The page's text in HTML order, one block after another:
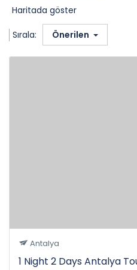
Haritada göster
Sırala: Önerilen
Antalya
1 Night 2 Days Antalya